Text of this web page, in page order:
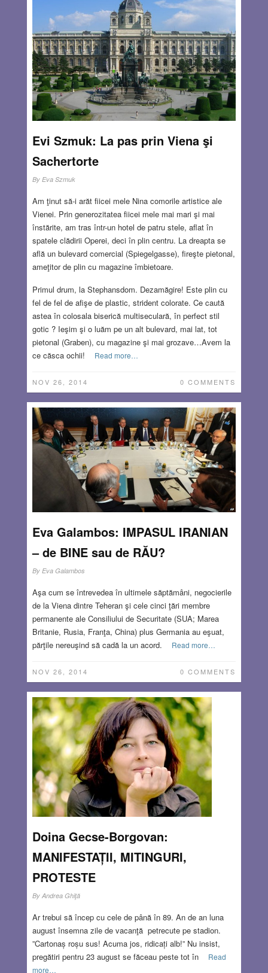
Evi Szmuk: La pas prin Viena şi
Sachertorte
By Eva Szmuk
Am ţinut să-i arăt fiicei mele Nina comorile artistice ale
Vienei. Prin generozitatea fiicei mele mai mari şi mai
înstărite, am tras într-un hotel de patru stele, aflat în
spatele clădirii Operei, deci în plin centru. La dreapta se
află un bulevard comercial (Spiegelgasse), fireşte pietonal,
ameţitor de plin cu magazine îmbietoare.
Primul drum, la Stephansdom. Dezamăgire! Este plin cu
fel de fel de afişe de plastic, strident colorate. Ce caută
astea în colosala biserică multiseculară, în perfect stil
gotic ? Ieşim şi o luăm pe un alt bulevard, mai lat, tot
pietonal (Graben), cu magazine şi mai grozave…Avem la
ce căsca ochii!
Read more…
NOV 26, 2014 0 COMMENTS
Eva Galambos: IMPASUL IRANIAN
– de BINE sau de RĂU?
By Eva Galambos
Aşa cum se întrevedea în ultimele săptămâni, negocierile
de la Viena dintre Teheran şi cele cinci ţări membre
permanente ale Consiliului de Securitate (SUA; Marea
Britanie, Rusia, Franţa, China) plus Germania au eşuat,
părţile nereuşind să cadă la un acord.
Read more…
NOV 26, 2014 0 COMMENTS
Doina Gecse-Borgovan:
MANIFESTAȚII, MITINGURI,
PROTESTE
By Andrea Ghiţă
Ar trebui să încep cu cele de până în 89. An de an luna
august însemna zile de vacanţă petrecute pe stadion.
”Cartonaș roșu sus! Acuma jos, ridicați alb!” Nu insist,
pregătiri pentru 23 august se făceau peste tot în
Read
more…